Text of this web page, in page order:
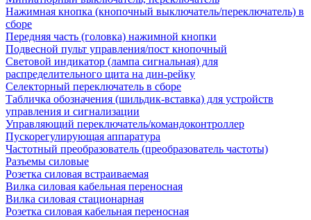
Нажимная кнопка (кнопочный выключатель/переключатель) в
сборе
Передняя часть (головка) нажимной кнопки
Подвесной пульт управления/пост кнопочный
Световой индикатор (лампа сигнальная) для
распределительного щита на дин-рейку
Селекторный переключатель в сборе
Табличка обозначения (шильдик-вставка) для устройств
управления и сигнализации
Управляющий переключатель/командоконтроллер
Пускорегулирующая аппаратура
Частотный преобразователь (преобразователь частоты)
Разъемы силовые
Розетка силовая встраиваемая
Вилка силовая кабельная переносная
Вилка силовая стационарная
Розетка силовая кабельная переносная